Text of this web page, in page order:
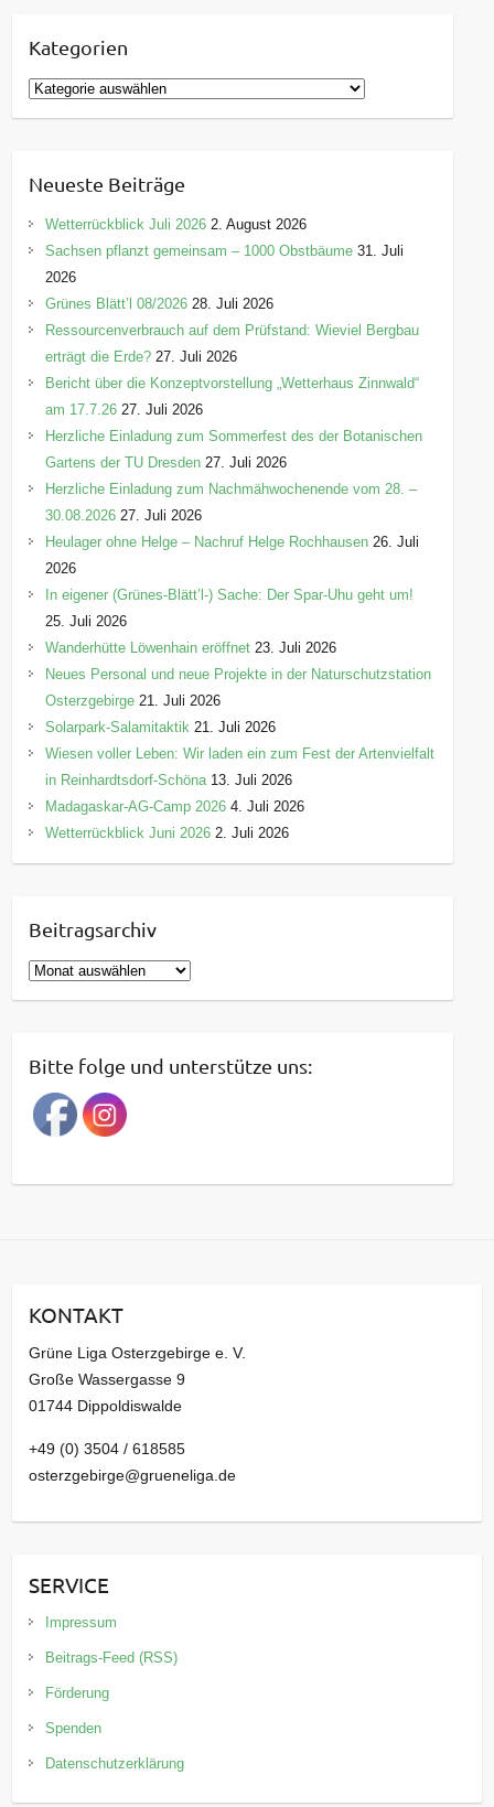
Kategorien
K
a
g
o
r
e
n
Neueste Beiträge
Wetterrückblick Juli 2026 2. August 2026
Sachsen pflanzt gemeinsam – 1000 Obstbäume 31. Juli
2026
Grünes Blätt’l 08/2026 28. Juli 2026
Ressourcenverbrauch auf dem Prüfstand: Wieviel Bergbau
erträgt die Erde? 27. Juli 2026
Bericht über die Konzeptvorstellung „Wetterhaus Zinnwald“
am 17.7.26 27. Juli 2026
Herzliche Einladung zum Sommerfest des der Botanischen
Gartens der TU Dresden 27. Juli 2026
Herzliche Einladung zum Nachmähwochenende vom 28. –
30.08.2026 27. Juli 2026
Heulager ohne Helge – Nachruf Helge Rochhausen 26. Juli
2026
In eigener (Grünes-Blätt’l-) Sache: Der Spar-Uhu geht um!
25. Juli 2026
Wanderhütte Löwenhain eröffnet 23. Juli 2026
Neues Personal und neue Projekte in der Naturschutzstation
Osterzgebirge 21. Juli 2026
Solarpark-Salamitaktik 21. Juli 2026
Wiesen voller Leben: Wir laden ein zum Fest der Artenvielfalt
in Reinhardtsdorf-Schöna 13. Juli 2026
Madagaskar-AG-Camp 2026 4. Juli 2026
Wetterrückblick Juni 2026 2. Juli 2026
Beitragsarchiv
B
e
r
a
g
a
v
Bitte folge und unterstütze uns:
KONTAKT
Grüne Liga Osterzgebirge e. V.
Große Wassergasse 9
01744 Dippoldiswalde
+49 (0) 3504 / 618585
osterzgebirge@grueneliga.de
SERVICE
Impressum
Beitrags-Feed (RSS)
Förderung
Spenden
Datenschutzerklärung